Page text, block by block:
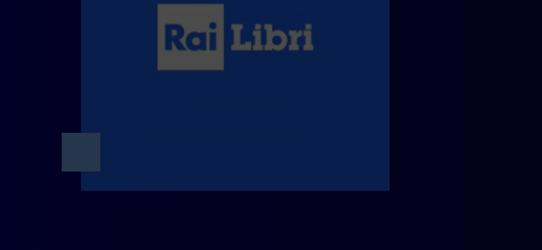
i Docenti e l’istruzione degli